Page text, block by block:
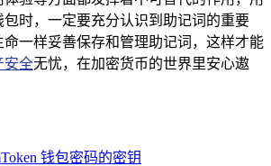
包时，一定要充分认识到助记词的重要
一样妥善保存和管理助记词，这样才能
安全无忧，在加密货币的世界里安心遨
钱包密码的密钥